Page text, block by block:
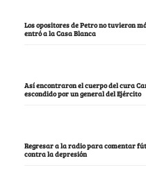
Los opositores de Petro no tuvieron
entró a la Casa Blanca
Así encontraron el cuerpo del cura
escondido por un general del Ejército
Regresar a la radio para comentar
contra la depresión